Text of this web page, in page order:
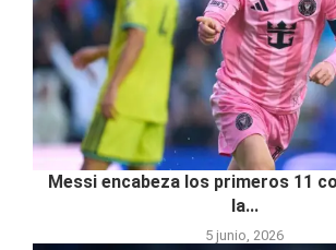
Messi encabeza los primeros 11
la...
5 junio, 2026